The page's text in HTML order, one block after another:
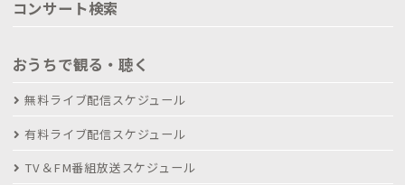
コンサート検索
おうちで観る・聴く
無料ライブ配信スケジュール
有料ライブ配信スケジュール
TV＆FM番組放送スケジュール